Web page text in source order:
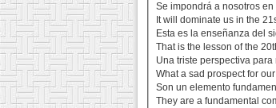
Se impondrá a nosotros en
It will dominate us in the
Esta es la enseñanza del
That is the lesson of the
Una triste perspectiva para
What a sad prospect for
Son un elemento
They are a fundamental